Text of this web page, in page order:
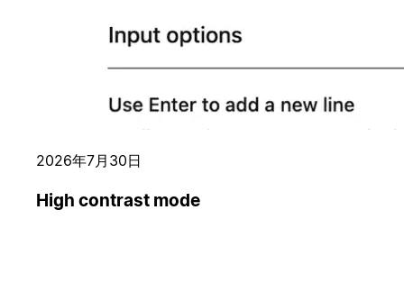
2026年7月30日
High contrast mode